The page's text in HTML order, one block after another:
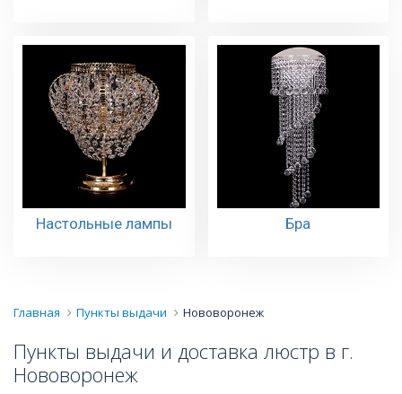
Настольные лампы Бра
Главная Пункты выдачи Нововоронеж
Пункты выдачи и доставка люстр в г.
Нововоронеж